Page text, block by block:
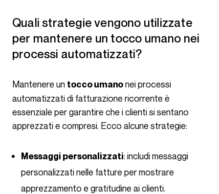
Quali strategie vengono utilizzate
per mantenere un tocco umano nei
processi automatizzati?
Mantenere un tocco umanonei processi
automatizzati di fatturazione ricorrente è
essenziale per garantire che i clienti si sentano
apprezzati e compresi. Ecco alcune strategie:
Messaggi personalizzati: includi messaggi
personalizzati nelle fatture per mostrare
apprezzamento e gratitudine ai clienti.